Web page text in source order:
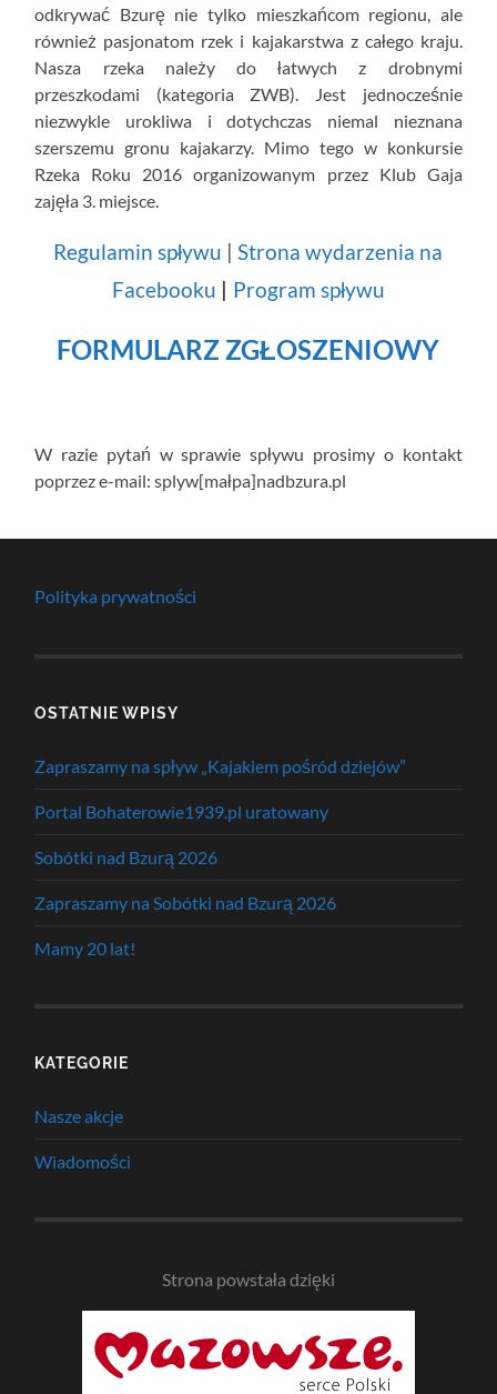
odkrywać Bzurę nie tylko mieszkańcom regionu, ale
również pasjonatom rzek i kajakarstwa z całego kraju.
Nasza rzeka należy do łatwych z drobnymi
przeszkodami (kategoria ZWB). Jest jednocześnie
niezwykle urokliwa i dotychczas niemal nieznana
szerszemu gronu kajakarzy. Mimo tego w konkursie
Rzeka Roku 2016 organizowanym przez Klub Gaja
zajęła 3. miejsce.
Regulamin spływu |Strona wydarzenia na
Facebooku
Program spływu
FORMULARZ ZGŁOSZENIOWY
W razie pytań w sprawie spływu prosimy o kontakt
poprzez e-mail: splyw[małpa]nadbzura.pl
Polityka prywatności
OSTATNIE WPISY
Zapraszamy na spływ „Kajakiem pośród dziejów”
Portal Bohaterowie1939.pl uratowany
Sobótki nad Bzurą 2026
Zapraszamy na Sobótki nad Bzurą 2026
Mamy 20 lat!
KATEGORIE
Nasze akcje
Wiadomości
Strona powstała dzięki